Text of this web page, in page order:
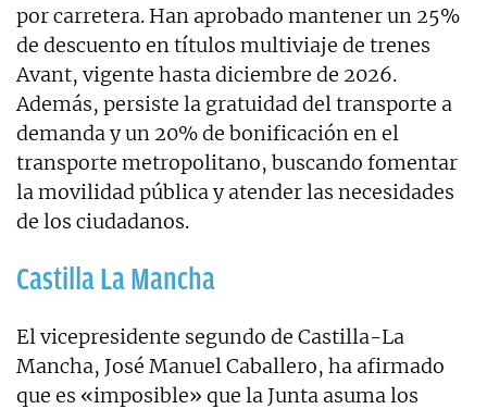
por carretera. Han aprobado mantener un 25%
de descuento en títulos multiviaje de trenes
Avant, vigente hasta diciembre de 2026.
Además, persiste la gratuidad del transporte a
demanda y un 20% de bonificación en el
transporte metropolitano, buscando fomentar
la movilidad pública y atender las necesidades
de los ciudadanos.
Castilla La Mancha
El vicepresidente segundo de Castilla-La
Mancha, José Manuel Caballero, ha afirmado
que es «imposible» que la Junta asuma los